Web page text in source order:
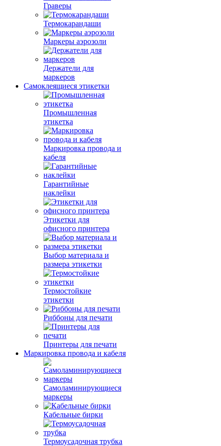
Граверы
Термокарандаши
Маркеры аэрозоли
Держатели для
маркеров
Самоклеящиеся этикетки
Промышленная
этикетка
Маркировка провода и
кабеля
Гарантийные
наклейки
Этикетки для
офисного принтера
Выбор материала и
размера этикетки
Термостойкие
этикетки
Риббоны для печати
Принтеры для печати
Маркировка провода и кабеля
Самоламинирующиеся
маркеры
Кабельные бирки
Термоусадочная трубка